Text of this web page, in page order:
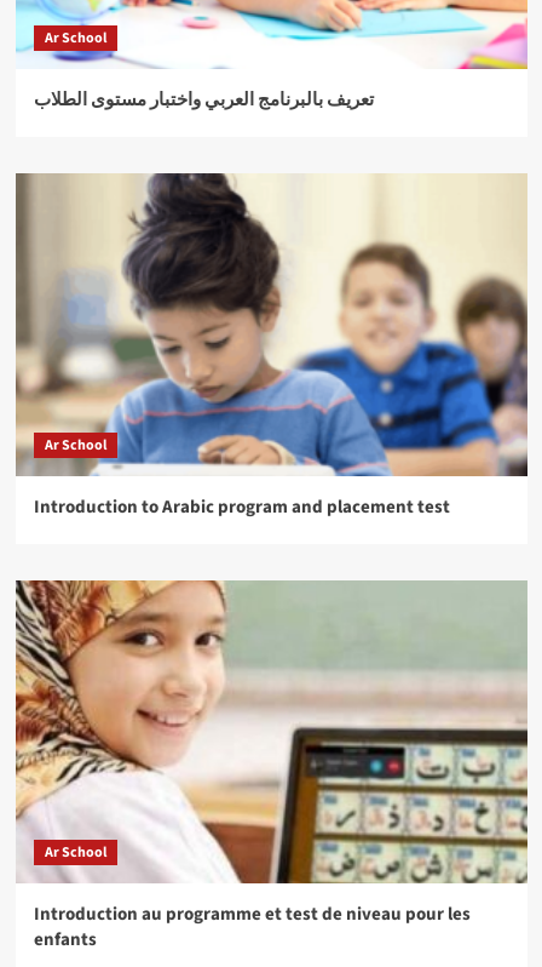
Ar School
تعريف بالبرنامج العربي واختبار مستوى الطلاب
Ar School
Introduction to Arabic program and placement test
Ar School
Introduction au programme et test de niveau pour les
enfants